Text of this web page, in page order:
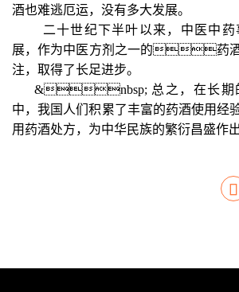
酒也难逃厄运，没有多大发展。
二十世纪下半叶以来，中医中药
展，作为中医方剂之一的药酒
注，取得了长足进步。
&nbsp; 总之，在长期
中，我国人们积累了丰富的药酒使用经
用药酒处方，为中华民族的繁衍昌盛作